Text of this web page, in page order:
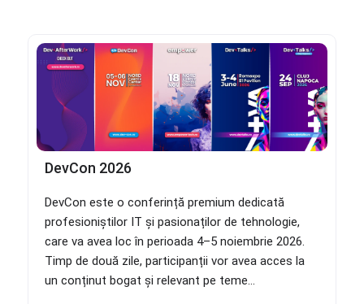
DevCon 2026
DevCon este o conferință premium dedicată
profesioniștilor IT și pasionaților de tehnologie,
care va avea loc în perioada 4–5 noiembrie 2026.
Timp de două zile, participanții vor avea acces la
un conținut bogat și relevant pe teme...